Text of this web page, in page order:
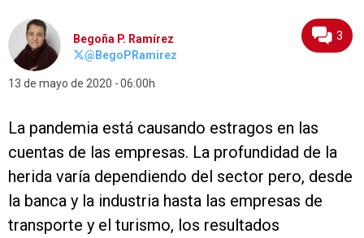
Begoña P. Ramírez
@BegoPRamirez
13 de mayo de 2020 06:00h
3
La pandemia está causando estragos en las
cuentas de las empresas. La profundidad de la
herida varía dependiendo del sector pero, desde
la banca y la industria hasta las empresas de
transporte y el turismo, los resultados